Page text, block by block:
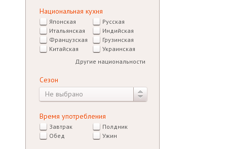
Национальная кухня
Японская
Русская
Итальянская
Индийская
Французская
Грузинская
Китайская
Украинская
Другие национальности
Сезон
Не выбрано
Время употребления
Завтрак
Полдник
Обед
Ужин